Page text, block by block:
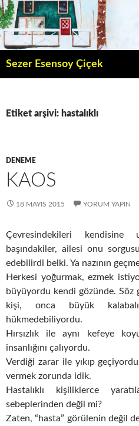
İçeriğe
atla
Sezer Esensoy Çiçek
Etiket arşivi: hastalıklı
DENEME
KAOS
18 MAYIS 2015 YORUM YAPIN
Çevresindekileri kendisine
başındakiler, ailesi onu
edebilirdi belki. Ya nazının
Herkesi yoğurmak, ezmek
büyüyordu kendi gözünde. Söz
kişi, onca büyük
hükmedebiliyordu.
Hırsızlık ile aynı kefeye
insanlığını çalıyordu.
Verdiği zarar ile yıkıp
vermek zorunda idik.
Hastalıklı kişiliklerce
sebeplerinden değil mi?
Zaten, “hasta” görülenin değil